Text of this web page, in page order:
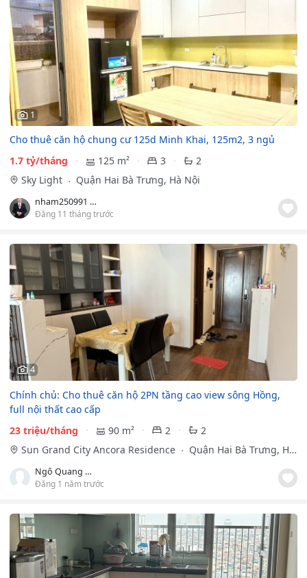
1
Cho thuê căn hộ chung cư 125d Minh Khai, 125m2, 3 ngủ
1.7 tỷ/tháng
125 m² 3
2
Sky Light
Quận Hai Bà Trưng, Hà Nội
nham250991 ngo
Đăng 11 tháng trước
4
Chính chủ: Cho thuê căn hộ 2PN tầng cao view sông Hồng,
full nội thất cao cấp
23 triệu/tháng
90 m² 2
2
Sun Grand City Ancora Residence
Quận Hai Bà Trưng, Hà
Ngô Quang Minh
Đăng 1 năm trước